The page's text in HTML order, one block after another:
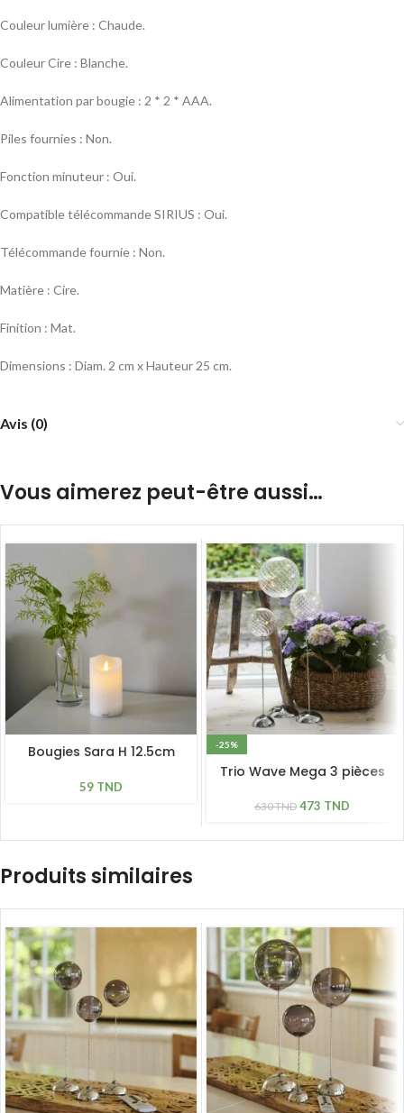
Couleur lumière : Chaude.
Couleur Cire : Blanche.
Alimentation par bougie : 2 * 2 * AAA.
Piles fournies : Non.
Fonction minuteur : Oui.
Compatible télécommande SIRIUS : Oui.
Télécommande fournie : Non.
Matière : Cire.
Finition : Mat.
Dimensions : Diam. 2 cm x Hauteur 25 cm.
Avis (0)
Vous aimerez peut-être aussi…
Bougies Sara H 12.5cm
cire
59 TND
-25%
Trio Wave Mega 3 pièces
630TND 473 TND
Produits similaires